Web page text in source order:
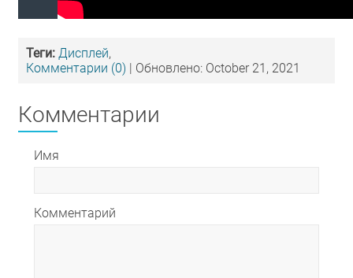
Теги: Дисплей,
Комментарии (0) | Обновлено: October 21, 2021
Комментарии
Имя
Комментарий